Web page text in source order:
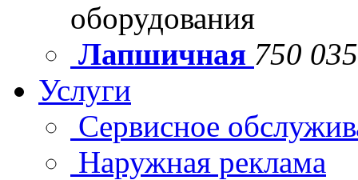
оборудования
Лапшичная 750
Услуги
Сервисное
Наружная реклама